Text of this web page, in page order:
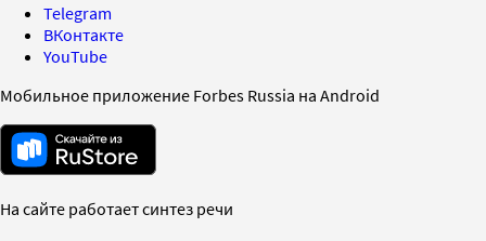
Telegram
ВКонтакте
YouTube
Мобильное приложение Forbes Russia на Android
На сайте работает синтез речи